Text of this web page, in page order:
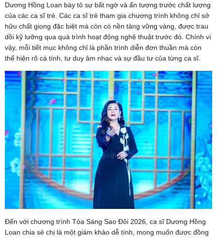
Dương Hồng Loan bày tỏ sự bất ngờ và ấn tượng trước chất lượng
của các ca sĩ trẻ. Các ca sĩ trẻ tham gia chương trình không chỉ sở
hữu chất giọng đặc biệt mà còn có nền tảng vững vàng, được trau
dồi kỹ lưỡng qua quá trình hoạt động nghệ thuật trước đó. Chính vì
vậy, mỗi tiết mục không chỉ là phần trình diễn đơn thuần mà còn
thể hiện rõ cá tính, tư duy âm nhạc và sự đầu tư của từng ca sĩ.
Đến với chương trình Tỏa Sáng Sao Đôi 2026, ca sĩ Dương Hồng
Loan chia sẻ chị là một giám khảo dễ tính, mong muốn được đồng